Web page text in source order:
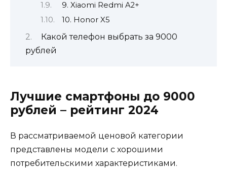
9. Xiaomi Redmi A2+
10. Honor X5
Какой телефон выбрать за 9000
рублей
Лучшие смартфоны до 9000
рублей – рейтинг 2024
В рассматриваемой ценовой категории
представлены модели с хорошими
потребительскими характеристиками.